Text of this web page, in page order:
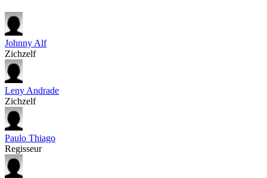
Johnny Alf
Zichzelf
Leny Andrade
Zichzelf
Paulo Thiago
Regisseur